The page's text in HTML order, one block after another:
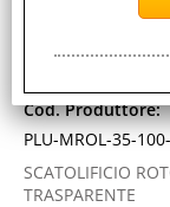
Cod. EAN:
Cod. Produttore:
PLU-MROL-35-
SCATOLIFICIO
TRASPARENTE